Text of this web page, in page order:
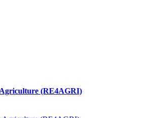
(RE4AGRI)